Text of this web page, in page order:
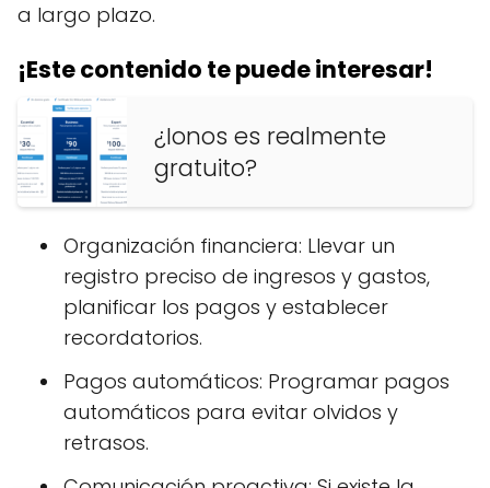
a largo plazo.
¡Este contenido te puede interesar!
¿Ionos es realmente
gratuito?
Organización financiera: Llevar un
registro preciso de ingresos y gastos,
planificar los pagos y establecer
recordatorios.
Pagos automáticos: Programar pagos
automáticos para evitar olvidos y
retrasos.